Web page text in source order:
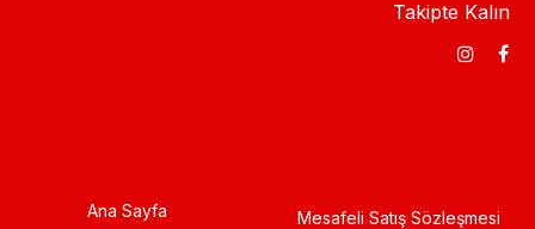
Takipte Kalın
Ana Sayfa
Mesafeli Satış Sözleşmesi